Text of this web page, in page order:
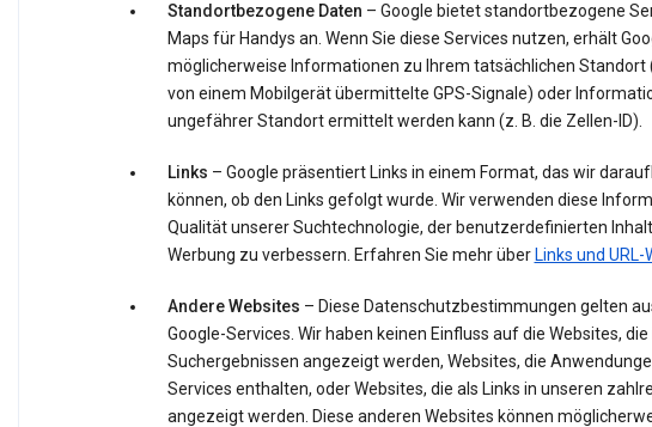
Standortbezogene Daten – Google bietet standortbezogene
Maps für Handys an. Wenn Sie diese Services nutzen, erhält
möglicherweise Informationen zu Ihrem tatsächlichen Standort
von einem Mobilgerät übermittelte GPS-Signale) oder
ungefährer Standort ermittelt werden kann (z. B. die Zellen-ID).
Links – Google präsentiert Links in einem Format, das wir
können, ob den Links gefolgt wurde. Wir verwenden diese
Qualität unserer Suchtechnologie, der benutzerdefinierten
Werbung zu verbessern. Erfahren Sie mehr über Links und
Andere Websites – Diese Datenschutzbestimmungen gelten
Google-Services. Wir haben keinen Einfluss auf die Websites, die
Suchergebnissen angezeigt werden, Websites, die
Services enthalten, oder Websites, die als Links in unseren
angezeigt werden. Diese anderen Websites können